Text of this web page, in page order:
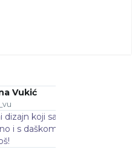
Elegantno,
ću